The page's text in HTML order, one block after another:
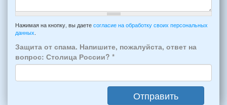
отъезда
из
Феодосии:
*
-
например:
6
человек:
4
взрослых
Примечание
Нажимая на кнопку, вы даете согласие на обработку своих персональных
данных
Защита от спама. Напишите, пожалуйста, ответ на
вопрос: Столица России? *
Отправить